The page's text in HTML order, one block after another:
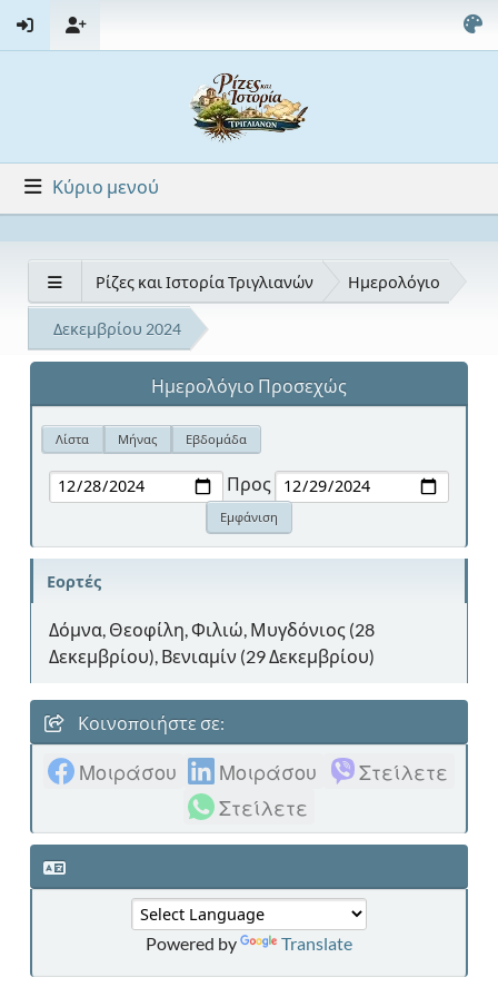
Κύριο μενού
Ρίζες και Ιστορία Τριγλιανών Ημερολόγιο
Δεκεμβρίου 2024
Ημερολόγιο Προσεχώς
Λίστα Μήνας Εβδομάδα
Προς
Εορτές
Δόμνα, Θεοφίλη, Φιλιώ, Μυγδόνιος (28
Δεκεμβρίου), Βενιαμίν (29 Δεκεμβρίου)
Κοινοποιήστε σε:
Μοιράσου Μοιράσου
Στείλετε
Στείλετε
Powered by Translate